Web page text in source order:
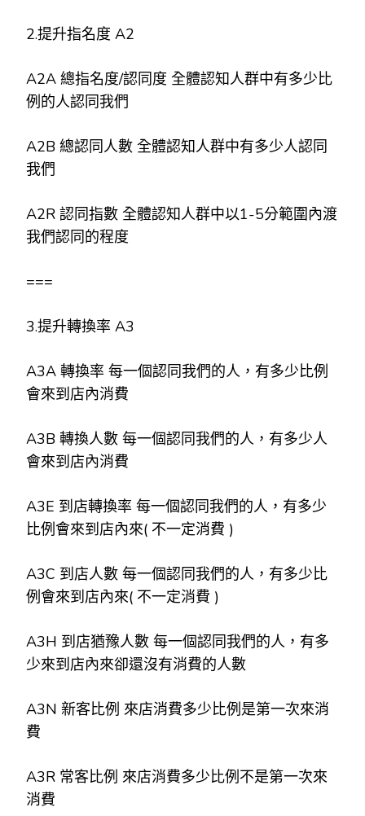
2.提升指名度 A2
A2A 總指名度/認同度 全體認知人群中有多少比
例的人認同我們
A2B 總認同人數 全體認知人群中有多少人認同
我們
A2R 認同指數 全體認知人群中以1-5分範圍內渡
我們認同的程度
===
3.提升轉換率 A3
A3A 轉換率 每一個認同我們的人，有多少比例
會來到店內消費
A3B 轉換人數 每一個認同我們的人，有多少人
會來到店內消費
A3E 到店轉換率 每一個認同我們的人，有多少
比例會來到店內來( 不一定消費 )
A3C 到店人數 每一個認同我們的人，有多少比
例會來到店內來( 不一定消費 )
A3H 到店猶豫人數 每一個認同我們的人，有多
少來到店內來卻還沒有消費的人數
A3N 新客比例 來店消費多少比例是第一次來消
費
A3R 常客比例 來店消費多少比例不是第一次來
消費